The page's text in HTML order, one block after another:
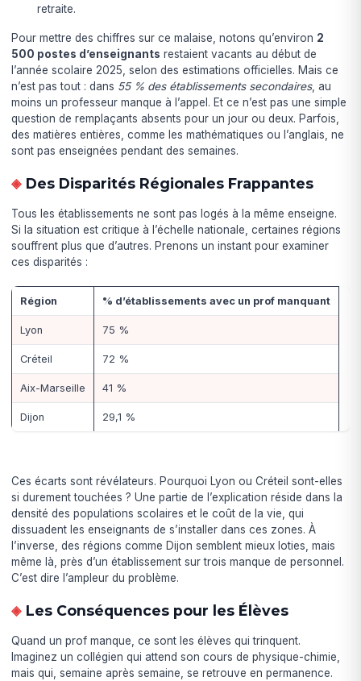
retraite.
Pour mettre des chiffres sur ce malaise, notons qu’environ 2
500 postes d’enseignants restaient vacants au début de
l’année scolaire 2025, selon des estimations officielles. Mais ce
n’est pas tout : dans 55 % des établissements secondaires, au
moins un professeur manque à l’appel. Et ce n’est pas une simple
question de remplaçants absents pour un jour ou deux. Parfois,
des matières entières, comme les mathématiques ou l’anglais, ne
sont pas enseignées pendant des semaines.
Des Disparités Régionales Frappantes
Tous les établissements ne sont pas logés à la même enseigne.
Si la situation est critique à l’échelle nationale, certaines régions
souffrent plus que d’autres. Prenons un instant pour examiner
ces disparités :
Région % d’établissements avec un prof manquant
Lyon 75 %
Créteil 72 %
Aix-Marseille 41 %
Dijon 29,1 %
Ces écarts sont révélateurs. Pourquoi Lyon ou Créteil sont-elles
si durement touchées ? Une partie de l’explication réside dans la
densité des populations scolaires et le coût de la vie, qui
dissuadent les enseignants de s’installer dans ces zones. À
l’inverse, des régions comme Dijon semblent mieux loties, mais
même là, près d’un établissement sur trois manque de personnel.
C’est dire l’ampleur du problème.
Les Conséquences pour les Élèves
Quand un prof manque, ce sont les élèves qui trinquent.
Imaginez un collégien qui attend son cours de physique-chimie,
mais qui, semaine après semaine, se retrouve en permanence.